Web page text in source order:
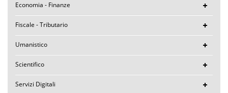
Economia - Finanze
Fiscale - Tributario
Umanistico
Scientifico
Servizi Digitali